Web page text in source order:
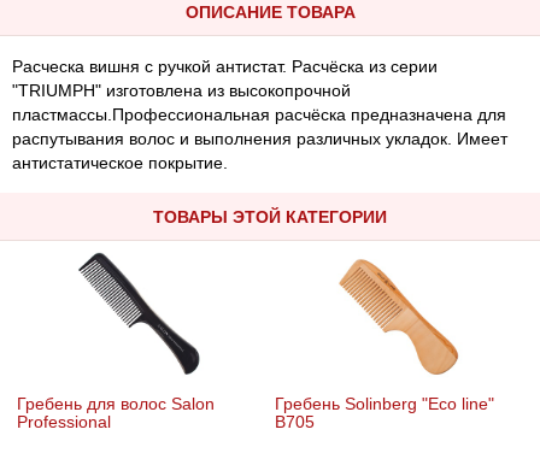
ОПИСАНИЕ ТОВАРА
Расческа вишня с ручкой антистат. Расчёска из серии
"TRIUMPH" изготовлена из высокопрочной
пластмассы.Профессиональная расчёска предназначена для
распутывания волос и выполнения различных укладок. Имеет
антистатическое покрытие.
ТОВАРЫ ЭТОЙ КАТЕГОРИИ
Гребень для волос Salon
Professional
Гребень Solinberg "Eco line"
B705